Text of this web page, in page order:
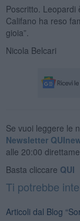
Poscritto. Leopardi
Califano ha reso
gioia”.
Nicola Belcari
Se vuoi leggere le
Newsletter
alle 20:00
Basta cliccare QUI
Ti potrebbe
Articoli dal Blog